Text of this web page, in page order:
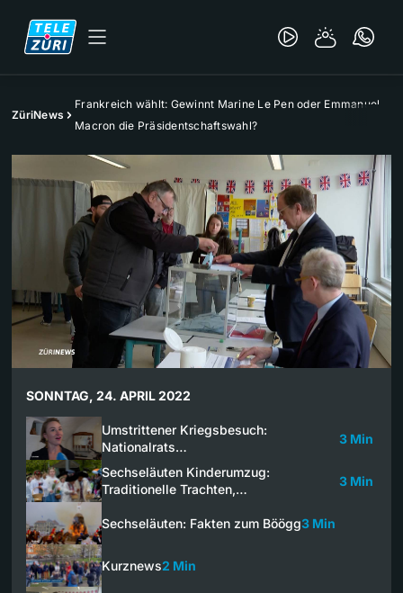
ZüriNews
Frankreich wählt: Gewinnt Marine Le Pen oder Emmanuel
Macron die Präsidentschaftswahl?
SONNTAG, 24. APRIL 2022
Umstrittener Kriegsbesuch:
Nationalrats…
3 Min
Sechseläuten Kinderumzug:
Traditionelle Trachten,…
3 Min
Sechseläuten: Fakten zum Böögg3 Min
Kurznews2 Min